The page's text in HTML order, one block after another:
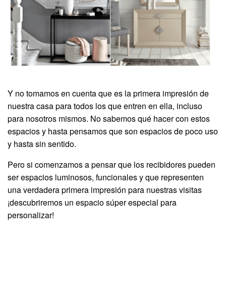
Y no tomamos en cuenta que es la primera impresión de
nuestra casa para todos los que entren en ella, incluso
para nosotros mismos. No sabemos qué hacer con estos
espacios y hasta pensamos que son espacios de poco uso
y hasta sin sentido.
Pero si comenzamos a pensar que los recibidores pueden
ser espacios luminosos, funcionales y que representen
una verdadera primera impresión para nuestras visitas
¡descubriremos un espacio súper especial para
personalizar!